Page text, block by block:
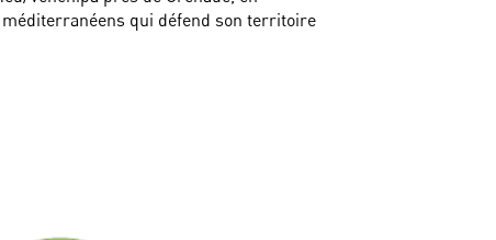
qui défend son territoire